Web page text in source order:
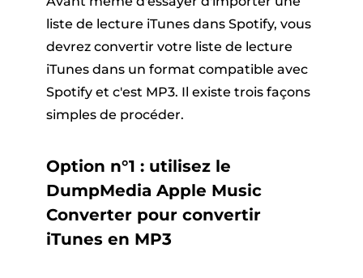
liste de lecture iTunes dans Spotify, vous
devrez convertir votre liste de lecture
iTunes dans un format compatible avec
Spotify et c'est MP3. Il existe trois façons
simples de procéder.
Option n°1 : utilisez le
DumpMedia Apple Music
Converter pour convertir
iTunes en MP3